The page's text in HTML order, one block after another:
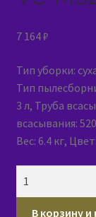
7 164₽
Тип уборки:
Тип
3 л, Труба
всасывания:
Вес: 6.4 кг,
Пылесос
В корзину и